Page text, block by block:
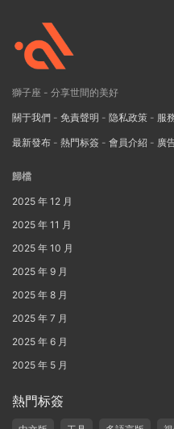
獅子座 - 分享世間的美好
關于我們 - 免責聲明 - 隐私政策 - 服
最新發布 - 熱門标簽 - 會員介紹 - 廣
歸檔
2025 年 12 月
2025 年 11 月
2025 年 10 月
2025 年 9 月
2025 年 8 月
2025 年 7 月
2025 年 6 月
2025 年 5 月
熱門标簽